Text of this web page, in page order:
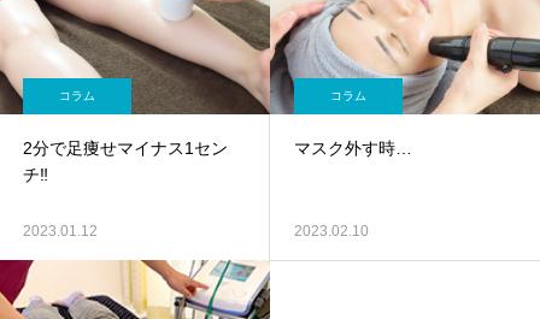
コラム
2分で足痩せマイナス1セン
チ‼️
2023.01.12
コラム
マスク外す時…
2023.02.10